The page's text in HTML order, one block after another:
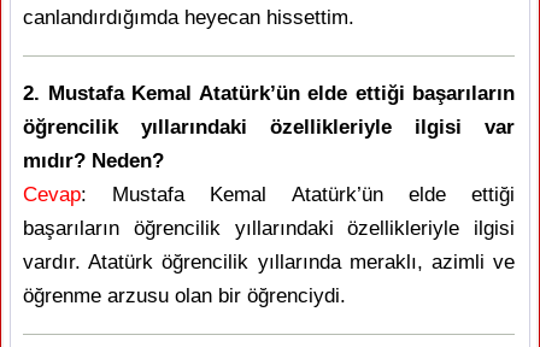
canlandırdığımda heyecan hissettim.
2. Mustafa Kemal Atatürk’ün elde ettiği başarıların
öğrencilik yıllarındaki özellikleriyle ilgisi var
mıdır? Neden?
Cevap: Mustafa Kemal Atatürk’ün elde ettiği
başarıların öğrencilik yıllarındaki özellikleriyle ilgisi
vardır. Atatürk öğrencilik yıllarında meraklı, azimli ve
öğrenme arzusu olan bir öğrenciydi.